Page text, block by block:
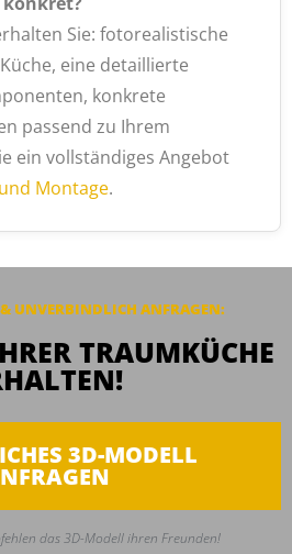
Sie: fotorealistische
eine detaillierte
konkrete
passend zu Ihrem
ein vollständiges Angebot
Montage.
& UNVERBINDLICH ANFRAGEN:
TRAUMKÜCHE
3D-MODELL
das 3D-Modell ihren Freunden!